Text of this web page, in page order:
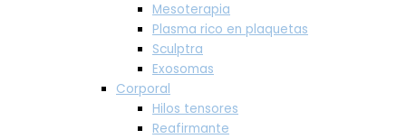
Mesoterapia
Plasma rico en plaquetas
Sculptra
Exosomas
Corporal
Hilos tensores
Reafirmante